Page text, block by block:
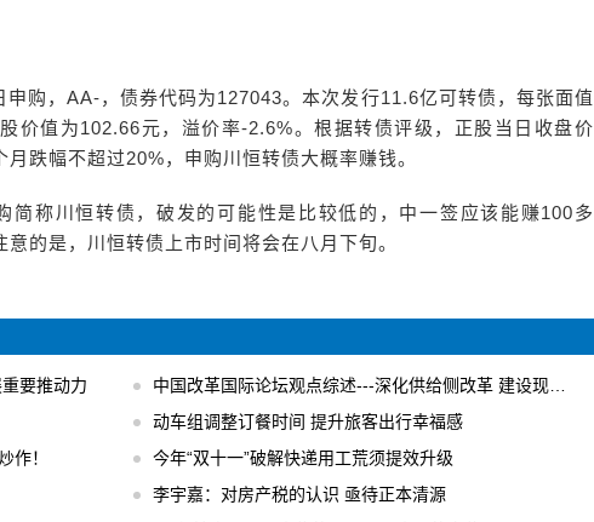
购，AA-，债券代码为127043。本次发行11.6亿可转债，每张面值
价值为102.66元，溢价率-2.6%。根据转债评级，正股当日收盘价
跌幅不超过20%，申购川恒转债大概率赚钱。
简称川恒转债，破发的可能性是比较低的，中一签应该能赚100多
的是，川恒转债上市时间将会在八月下旬。
要推动力
中国改革国际论坛观点综述---深化供给侧改革 建设现代化经济体系
动车组调整订餐时间 提升旅客出行幸福感
作！
今年“双十一”破解快递用工荒须提效升级
李宇嘉：对房产税的认识 亟待正本清源